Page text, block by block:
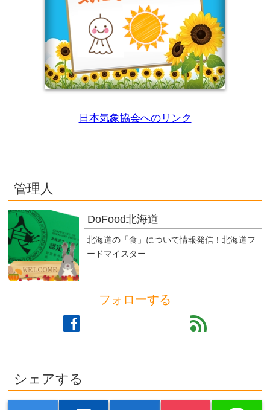
日本気象協会へのリンク
管理人
DoFood北海道
北海道の「食」について情報発信！北海道フ
ードマイスター
フォローする
facebook feed
シェアする